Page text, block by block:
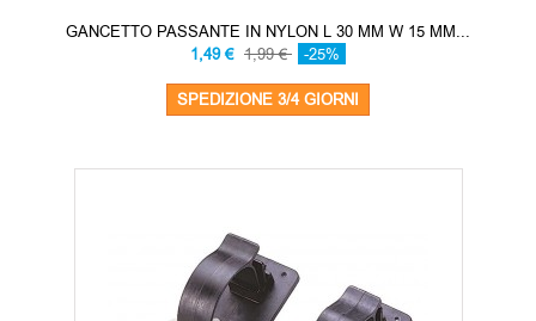
GANCETTO PASSANTE IN NYLON L 30 MM W 15 MM...
1,49 € 1,99 € -25%
SPEDIZIONE 3/4 GIORNI